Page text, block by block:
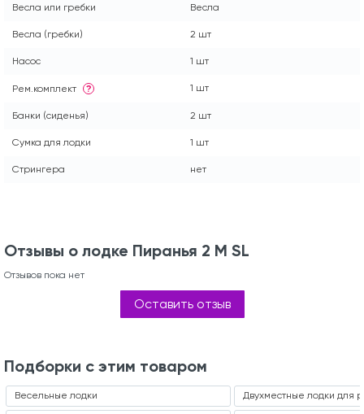
Весла или гребки Весла
Весла (гребки) 2 шт
Насос 1 шт
Рем.комплект ? 1 шт
Банки (сиденья) 2 шт
Сумка для лодки 1 шт
Стрингера нет
Отзывы о лодке Пиранья 2 M SL
Отзывов пока нет
Оставить отзыв
Подборки с этим товаром
Весельные лодки Двухместные лодки для